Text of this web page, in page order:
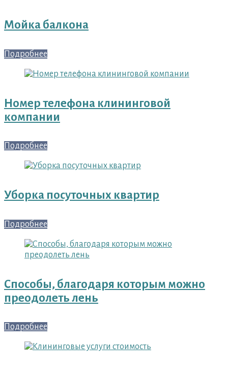
Мойка балкона
Подробнее
Номер телефона клининговой
компании
Подробнее
Уборка посуточных квартир
Подробнее
Способы, благодаря которым можно
преодолеть лень
Подробнее